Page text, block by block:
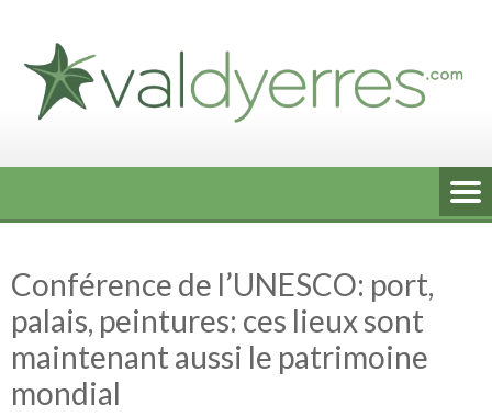
content
Conférence de l’UNESCO: port,
palais, peintures: ces lieux sont
maintenant aussi le patrimoine
mondial